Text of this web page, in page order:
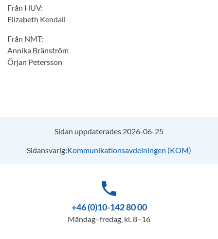
Från HUV:
Elizabeth Kendall
Från NMT:
Annika Bränström
Örjan Petersson
Sidan uppdaterades 2026-06-25
Sidansvarig:Kommunikationsavdelningen (KOM)
phone
+46 (0)10-142 80 00
Måndag–fredag, kl. 8–16